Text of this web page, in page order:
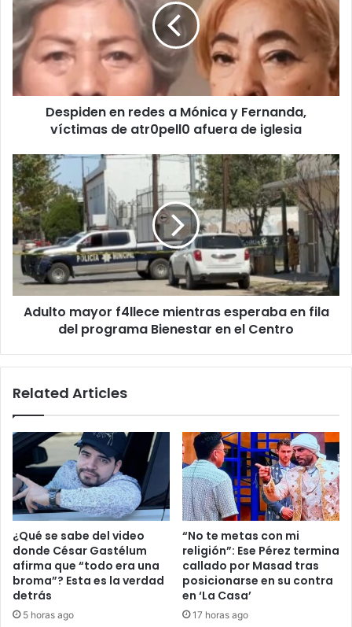
a
Mónica
y
Fernanda,
víctimas
de
atr0pell0
iglesia
Despiden en redes a Mónica y Fernanda,
víctimas de atr0pell0 afuera de iglesia
Adulto
mayor
f4llece
mientras
esperaba
en
fila
del
programa
Bienestar
Adulto mayor f4llece mientras esperaba en fila
del programa Bienestar en el Centro
Related Articles
¿Qué se sabe del video
donde César Gastélum
afirma que “todo era una
broma”? Esta es la verdad
detrás
5 horas ago
“No te metas con mi
religión”: Ese Pérez termina
callado por Masad tras
posicionarse en su contra
en ‘La Casa’
17 horas ago